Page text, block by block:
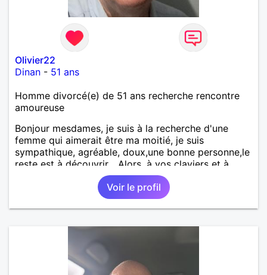
Olivier22
Dinan - 51 ans
Homme divorcé(e) de 51 ans recherche rencontre
amoureuse
Bonjour mesdames, je suis à la recherche d'une
femme qui aimerait être ma moitié, je suis
sympathique, agréable, doux,une bonne personne,le
reste est à découvrir... Alors, à vos claviers et à
Voir le profil